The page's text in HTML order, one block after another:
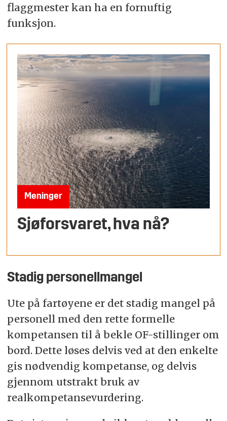
flaggmester kan ha en fornuftig
funksjon.
Meninger
Sjøforsvaret, hva nå?
Stadig personellmangel
Ute på fartøyene er det stadig mangel på
personell med den rette formelle
kompetansen til å bekle OF-stillinger om
bord. Dette løses delvis ved at den enkelte
gis nødvendig kompetanse, og delvis
gjennom utstrakt bruk av
realkompetansevurdering.